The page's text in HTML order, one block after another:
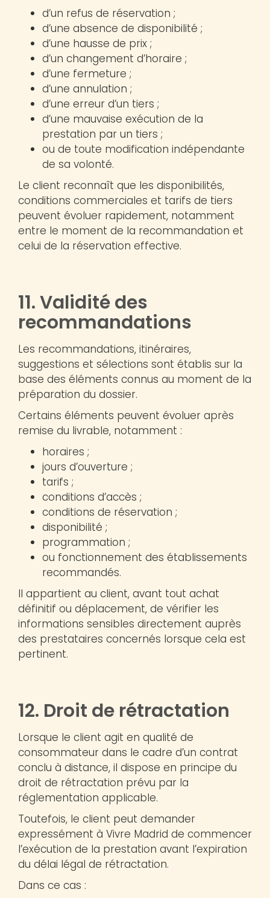
d’un refus de réservation ;
d’une absence de disponibilité ;
d’une hausse de prix ;
d’un changement d’horaire ;
d’une fermeture ;
d’une annulation ;
d’une erreur d’un tiers ;
d’une mauvaise exécution de la
prestation par un tiers ;
ou de toute modification indépendante
de sa volonté.
Le client reconnaît que les disponibilités,
conditions commerciales et tarifs de tiers
peuvent évoluer rapidement, notamment
entre le moment de la recommandation et
celui de la réservation effective.
11. Validité des
recommandations
Les recommandations, itinéraires,
suggestions et sélections sont établis sur la
base des éléments connus au moment de la
préparation du dossier.
Certains éléments peuvent évoluer après
remise du livrable, notamment :
horaires ;
jours d’ouverture ;
tarifs ;
conditions d’accès ;
conditions de réservation ;
disponibilité ;
programmation ;
ou fonctionnement des établissements
recommandés.
Il appartient au client, avant tout achat
définitif ou déplacement, de vérifier les
informations sensibles directement auprès
des prestataires concernés lorsque cela est
pertinent.
12. Droit de rétractation
Lorsque le client agit en qualité de
consommateur dans le cadre d’un contrat
conclu à distance, il dispose en principe du
droit de rétractation prévu par la
réglementation applicable.
Toutefois, le client peut demander
expressément à Vivre Madrid de commencer
l’exécution de la prestation avant l’expiration
du délai légal de rétractation.
Dans ce cas :